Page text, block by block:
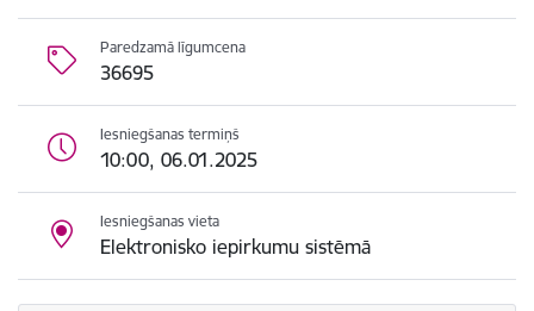
Paredzamā līgumcena
36695
Iesniegšanas termiņš
10:00, 06.01.2025
Iesniegšanas vieta
Elektronisko iepirkumu sistēmā